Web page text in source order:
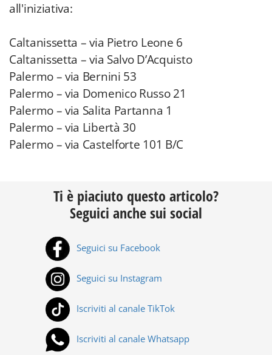
all'iniziativa:
Caltanissetta – via Pietro Leone 6
Caltanissetta – via Salvo D’Acquisto
Palermo – via Bernini 53
Palermo – via Domenico Russo 21
Palermo – via Salita Partanna 1
Palermo – via Libertà 30
Palermo – via Castelforte 101 B/C
Ti è piaciuto questo articolo?
Seguici anche sui social
Seguici su Facebook
Seguici su Instagram
Iscriviti al canale TikTok
Iscriviti al canale Whatsapp